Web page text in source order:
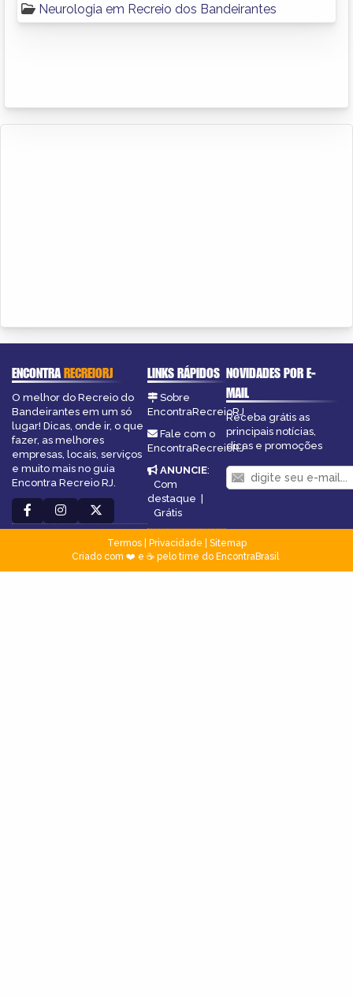
Neurologia em Recreio dos Bandeirantes
ENCONTRARECREIORJ
O melhor do Recreio do
Bandeirantes em um só
lugar! Dicas, onde ir, o que
fazer, as melhores
empresas, locais, serviços
e muito mais no guia
Encontra Recreio RJ.
LINKS RÁPIDOS
Sobre
EncontraRecreioRJ
Fale com o
EncontraRecreioRJ
ANUNCIE:
Com
destaque |
Grátis
NOVIDADES POR E-
MAIL
Receba grátis as
principais notícias,
dicas e promoções
Termos| Privacidade
Sitemap
Criado com ❤️ e ☕ pelo time do EncontraBrasil